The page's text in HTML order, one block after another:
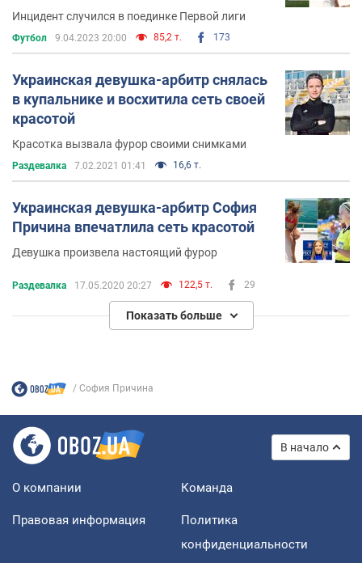
Инцидент случился в поединке Первой лиги
Футбол 9.04.2023 20:00 85,2 т. 173
Украинская девушка-арбитр снялась
в купальнике и восхитила сеть своей
красотой
Красотка вызвала фурор своими снимками
Раздевалка 7.02.2021 01:41 16,6 т.
Украинская девушка-арбитр София
Причина впечатлила сеть красотой
Девушка произвела настоящий фурор
Раздевалка 17.05.2020 20:27 122,5 т. 29
Показать больше
София Причина
В начало
О компании Команда
Правовая информация
Политика
конфиденциальности